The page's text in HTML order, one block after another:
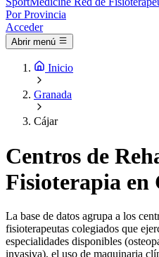
Por Provincia
Acceder
Abrir menú
Inicio
Granada
Cájar
Centros de
Fisioterapia en
La base de datos agrupa a los
fisioterapeutas colegiados que
especialidades disponibles
invasiva), el uso de maquinaria